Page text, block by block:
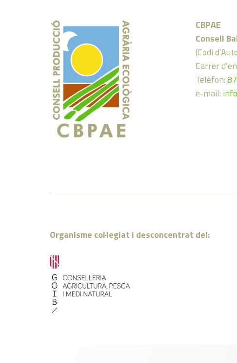
CBPAE
Consell
(Codi
Carrer
Telèfon:
e-mail:
Organisme col·legiat i desconcentrat del: